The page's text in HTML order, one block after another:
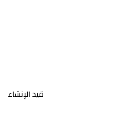
قيد الإنشاء